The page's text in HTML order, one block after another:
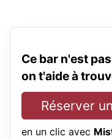
Ce bar n'est
on t'aide à
Réserver
en un clic avec